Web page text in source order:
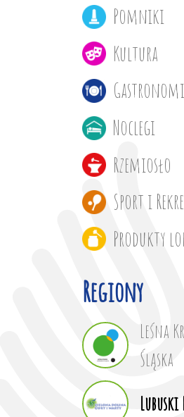
Pomniki
Kultura
Noclegi
Rzemiosło
Sport i
Produkty
Regiony
Leśna
Śląska